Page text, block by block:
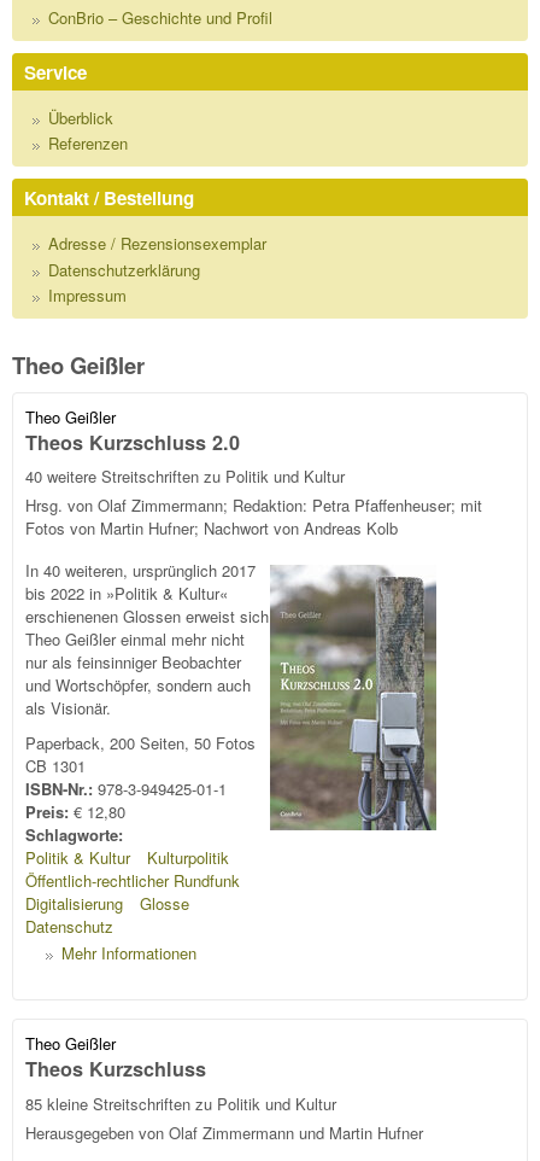
ConBrio – Geschichte und Profil
Service
Überblick
Referenzen
Kontakt / Bestellung
Adresse / Rezensionsexemplar
Datenschutzerklärung
Impressum
Theo Geißler
Theo Geißler
Theos Kurzschluss 2.0
40 weitere Streitschriften zu Politik und Kultur
Hrsg. von Olaf Zimmermann; Redaktion: Petra Pfaffenheuser; mit
Fotos von Martin Hufner; Nachwort von Andreas Kolb
In 40 weiteren, ursprünglich 2017
bis 2022 in »Politik & Kultur«
erschienenen Glossen erweist sich
Theo Geißler einmal mehr nicht
nur als feinsinniger Beobachter
und Wortschöpfer, sondern auch
als Visionär.
Paperback, 200 Seiten, 50 Fotos
CB 1301
ISBN-Nr.: 978-3-949425-01-1
Preis: € 12,80
Schlagworte:
Politik & Kultur
Kulturpolitik
Öffentlich-rechtlicher Rundfunk
Digitalisierung
Glosse
Datenschutz
Mehr Informationen
Theo Geißler
Theos Kurzschluss
85 kleine Streitschriften zu Politik und Kultur
Herausgegeben von Olaf Zimmermann und Martin Hufner